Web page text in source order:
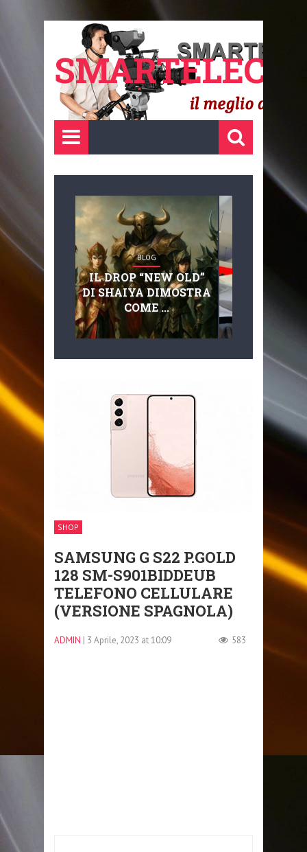
BLOG
IL DROP “NEW OLD”
DI SHAIYA DIMOSTRA
COME ...
SHOP
SAMSUNG G S22 P.GOLD
128 SM-S901BIDDEUB
TELEFONO CELLULARE
(VERSIONE SPAGNOLA)
ADMIN | 3 Aprile, 2023 at 10:09 583